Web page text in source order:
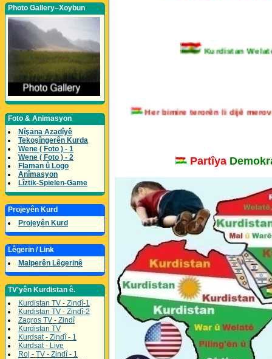
Photo Gallery–Xoybun
Foto & Animasyon
Nîşana Azadîyê
Tekoşîngerên Kurda
Wene ( Foto ) - 1
Wene ( Foto ) - 2
Flaman û Logo
Anîmasyon
Lîztik-Spielen-Game
Projeyên Kurd
Projeyên Kurd
Lêgerin / Link
Malperên Lêgerinê
TV'yên Kurdistan ê.
Kurdistan TV - Zindî-1
Kurdistan TV - Zindî-2
Zagros TV - Zindî
Kurdistan TV
Kurdsat - Zindî - 1
Kurdsat - Live
Roj - TV - Zindî - 1
Kurdistan Welatê
Her bimire terorên li dijê
Partîya